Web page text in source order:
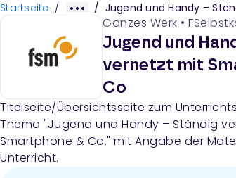
Startseite / / Jugend und Handy – Ständig
Ganzes Werk •
Jugend und
vernetzt mit
Co
Titelseite/Übersichtsseite zum
Thema "Jugend und Handy – Ständig
Smartphone & Co." mit Angabe der
Unterricht.